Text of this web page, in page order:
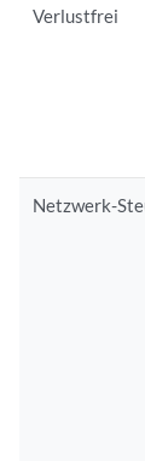
Verlustfrei
Netzwerk-